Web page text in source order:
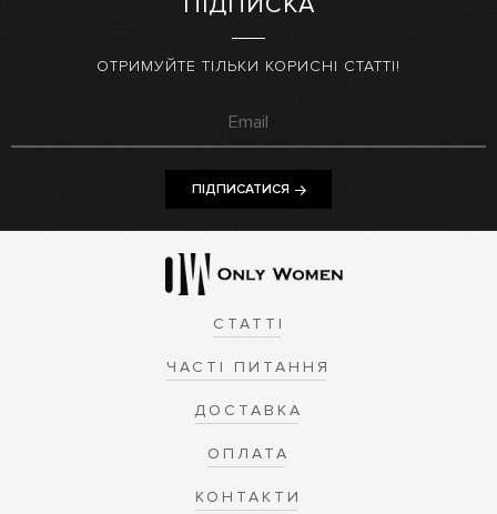
ОТРИМУЙТЕ ТІЛЬКИ КОРИСНІ СТАТТІ!
ПІДПИСАТИСЯ
СТАТТІ
ЧАСТІ ПИТАННЯ
ДОСТАВКА
ОПЛАТА
КОНТАКТИ